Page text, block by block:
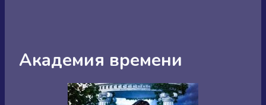
Академия времени